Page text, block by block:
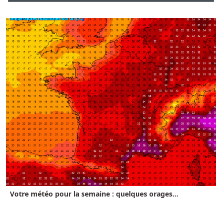
Votre météo pour la semaine : quelques orages...